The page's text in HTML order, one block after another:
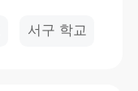
서구 학교